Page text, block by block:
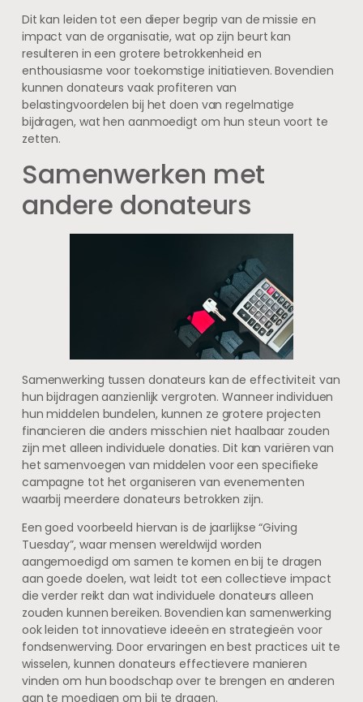
Dit kan leiden tot een dieper begrip van de missie en
impact van de organisatie, wat op zijn beurt kan
resulteren in een grotere betrokkenheid en
enthousiasme voor toekomstige initiatieven. Bovendien
kunnen donateurs vaak profiteren van
belastingvoordelen bij het doen van regelmatige
bijdragen, wat hen aanmoedigt om hun steun voort te
zetten.
Samenwerken met
andere donateurs
Samenwerking tussen donateurs kan de effectiviteit van
hun bijdragen aanzienlijk vergroten. Wanneer individuen
hun middelen bundelen, kunnen ze grotere projecten
financieren die anders misschien niet haalbaar zouden
zijn met alleen individuele donaties. Dit kan variëren van
het samenvoegen van middelen voor een specifieke
campagne tot het organiseren van evenementen
waarbij meerdere donateurs betrokken zijn.
Een goed voorbeeld hiervan is de jaarlijkse “Giving
Tuesday”, waar mensen wereldwijd worden
aangemoedigd om samen te komen en bij te dragen
aan goede doelen, wat leidt tot een collectieve impact
die verder reikt dan wat individuele donateurs alleen
zouden kunnen bereiken. Bovendien kan samenwerking
ook leiden tot innovatieve ideeën en strategieën voor
fondsenwerving. Door ervaringen en best practices uit te
wisselen, kunnen donateurs effectievere manieren
vinden om hun boodschap over te brengen en anderen
aan te moedigen om bij te dragen.